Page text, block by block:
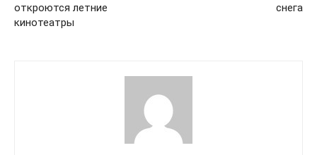
откроются летние
кинотеатры
снега